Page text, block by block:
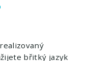
břitký jazyk